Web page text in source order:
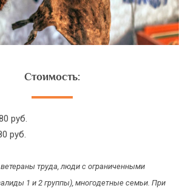
Стоимость:
руб.
руб.
ветераны труда, люди с ограниченными
1 и 2 группы), многодетные семьи. При